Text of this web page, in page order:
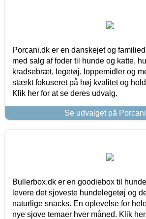
Porcani.dk er en danskejet og
med salg af foder til hunde og katte,
kradsebræt, legetøj, loppemidler og
stærkt fokuseret på høj kvalitet og
Klik her for at se deres udvalg.
Se udvalget på
Bullerbox.dk er en goodiebox til
levere det sjoveste hundelegetøj og
naturlige snacks. En oplevelse for
nye sjove temaer hver måned. Klik